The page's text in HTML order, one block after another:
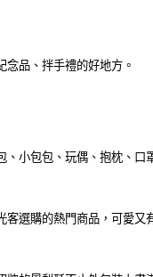
品、拌手禮的好地方。
小包包、玩偶、抱枕、口
選購的熱門商品，可愛又